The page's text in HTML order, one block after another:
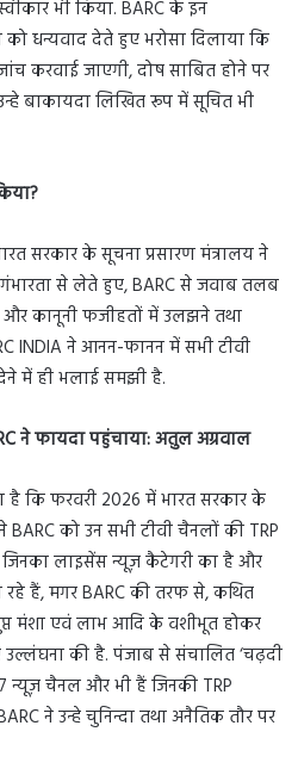
भी किया. BARC के इन
को धन्यवाद देते हुए भरोसा दिलाया कि
करवाई जाएगी, दोष साबित होने पर
बाकायदा लिखित रूप में सूचित भी
?
सरकार के सूचना प्रसारण मंत्रालय ने
से लेते हुए, BARC से जवाब तलब
कानूनी फजीहतों में उलझने तथा
INDIA ने आनन-फानन में सभी टीवी
में ही भलाई समझी है.
ने फायदा पहुंचाया: अतुल अग्रवाल
कि फरवरी 2026 में भारत सरकार के
BARC को उन सभी टीवी चैनलों की TRP
लाइसेंस न्यूज़ कैटेगरी का है और
रहे हैं, मगर BARC की तरफ से, कथित
मंशा एवं लाभ आदि के वशीभूत होकर
की है. पंजाब से संचालित ‘चढ़दी
न्यूज़ चैनल और भी हैं जिनकी TRP
ने उन्हे चुनिन्दा तथा अनैतिक तौर पर